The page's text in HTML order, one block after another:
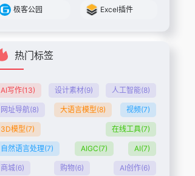
极客公园 Excel插件
热门标签
AI写作(13) 设计素材(9) 人工智能(8)
网址导航(8) 大语言模型(8) 视频(7)
3D模型(7) 在线工具(7)
自然语言处理(7) AIGC(7) AI(7)
商城(6) 购物(6) AI创作(6)